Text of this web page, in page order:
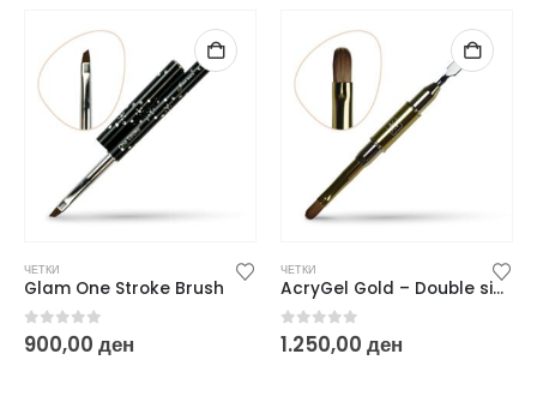
ЧЕТКИ
Glam One Stroke Brush
0 out of 5
900,00 ден
ЧЕТКИ
AcryGel Gold – Double side brush
0 out of 5
1.250,00 ден